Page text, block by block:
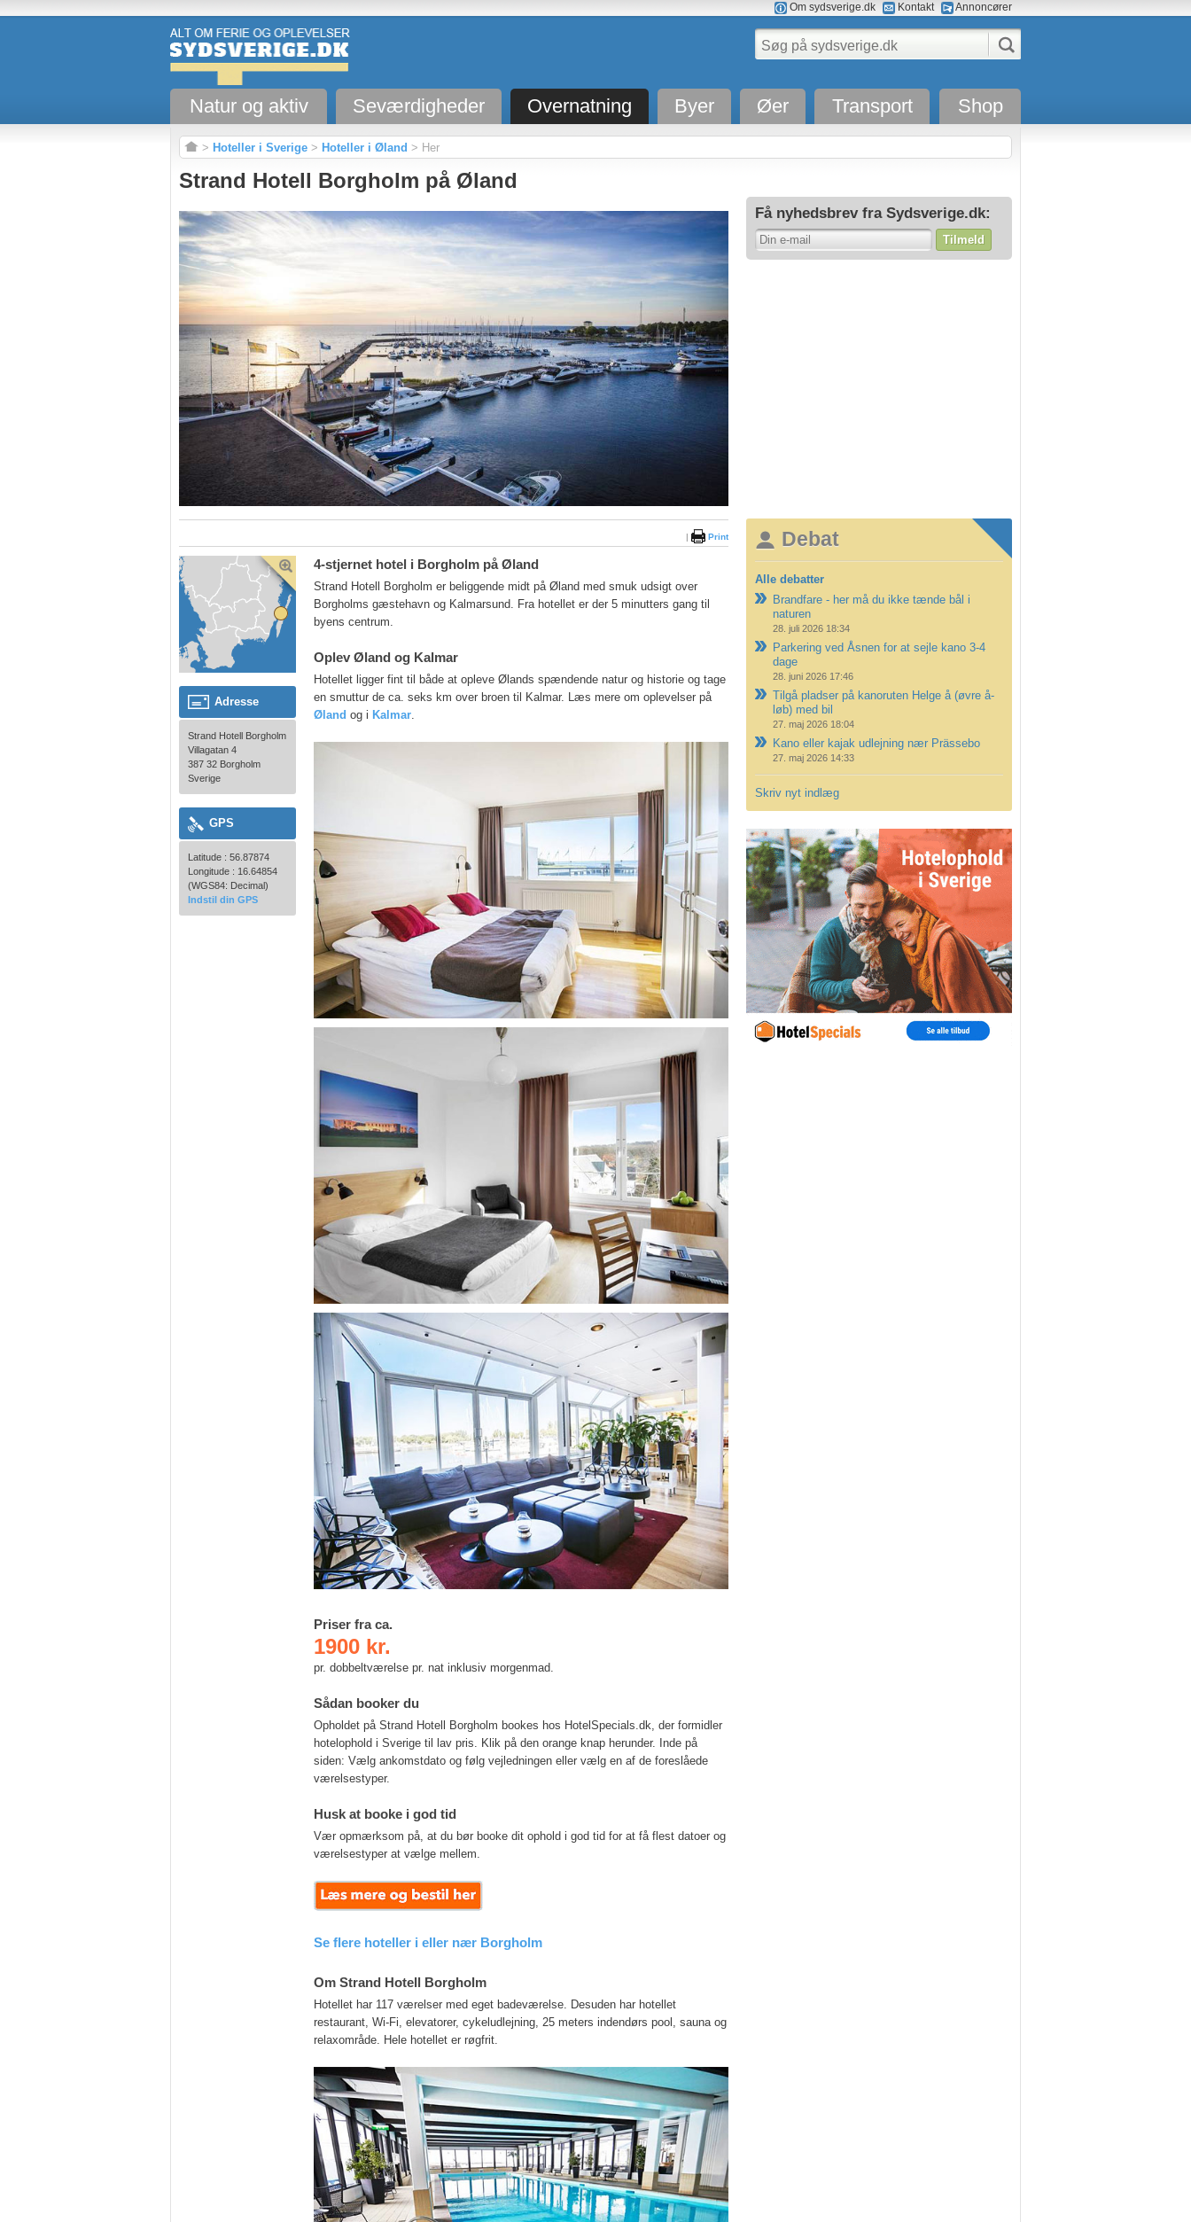
Om sydsverige.dk Kontakt Annoncører
Natur og aktiv Seværdigheder Overnatning Byer Øer Transport Shop
> Hoteller i Sverige > Hoteller i Øland > Her
Få nyhedsbrev fra Sydsverige.dk:
Tilmeld
Debat
Alle debatter
Brandfare - her må du ikke tænde bål i
naturen
28. juli 2026 18:34
Parkering ved Åsnen for at sejle kano 3-4
dage
28. juni 2026 17:46
Tilgå pladser på kanoruten Helge å (øvre å-
løb) med bil
27. maj 2026 18:04
Kano eller kajak udlejning nær Prässebo
27. maj 2026 14:33
Skriv nyt indlæg
Strand Hotell Borgholm på Øland
| Print
Adresse
Strand Hotell Borgholm
Villagatan 4
387 32 Borgholm
Sverige
GPS
Latitude : 56.87874
Longitude : 16.64854
(WGS84: Decimal)
Indstil din GPS
4-stjernet hotel i Borgholm på Øland
Strand Hotell Borgholm er beliggende midt på Øland med smuk udsigt over
Borgholms gæstehavn og Kalmarsund. Fra hotellet er der 5 minutters gang til
byens centrum.
Oplev Øland og Kalmar
Hotellet ligger fint til både at opleve Ølands spændende natur og historie og tage
en smuttur de ca. seks km over broen til Kalmar. Læs mere om oplevelser på
Øland og i Kalmar.
Priser fra ca.
1900 kr.
pr. dobbeltværelse pr. nat inklusiv morgenmad.
Sådan booker du
Opholdet på Strand Hotell Borgholm bookes hos HotelSpecials.dk, der formidler
hotelophold i Sverige til lav pris. Klik på den orange knap herunder. Inde på
siden: Vælg ankomstdato og følg vejledningen eller vælg en af de foreslåede
værelsestyper.
Husk at booke i god tid
Vær opmærksom på, at du bør booke dit ophold i god tid for at få flest datoer og
værelsestyper at vælge mellem.
Se flere hoteller i eller nær Borgholm
Om Strand Hotell Borgholm
Hotellet har 117 værelser med eget badeværelse. Desuden har hotellet
restaurant, Wi-Fi, elevatorer, cykeludlejning, 25 meters indendørs pool, sauna og
relaxområde. Hele hotellet er røgfrit.